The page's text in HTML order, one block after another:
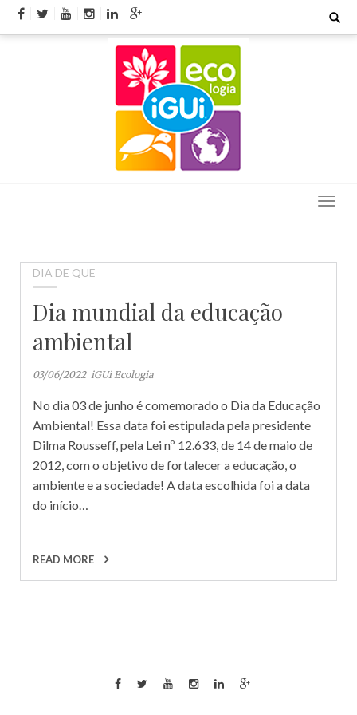
Skip
Search
DIA DE QUE
Dia mundial da educação
ambiental
03/06/2022 iGUi Ecologia
No dia 03 de junho é comemorado o Dia da Educação
Ambiental! Essa data foi estipulada pela presidente
Dilma Rousseff, pela Lei nº 12.633, de 14 de maio de
2012, com o objetivo de fortalecer a educação, o
ambiente e a sociedade! A data escolhida foi a data
do início…
READ MORE